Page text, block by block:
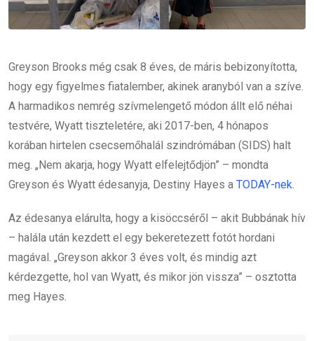
Greyson Brooks még csak 8 éves, de máris bebizonyította,
hogy egy figyelmes fiatalember, akinek aranyból van a szíve.
A harmadikos nemrég szívmelengető módon állt elő néhai
testvére, Wyatt tiszteletére, aki 2017-ben, 4 hónapos
korában hirtelen csecsemőhalál szindrómában (SIDS) halt
meg. „Nem akarja, hogy Wyatt elfelejtődjön” – mondta
Greyson és Wyatt édesanyja, Destiny Hayes a TODAY-nek
Az édesanya elárulta, hogy a kisöccséről – akit Bubbának hív
– halála után kezdett el egy bekeretezett fotót hordani
magával. „Greyson akkor 3 éves volt, és mindig azt
kérdezgette, hol van Wyatt, és mikor jön vissza” – osztotta
meg Hayes.